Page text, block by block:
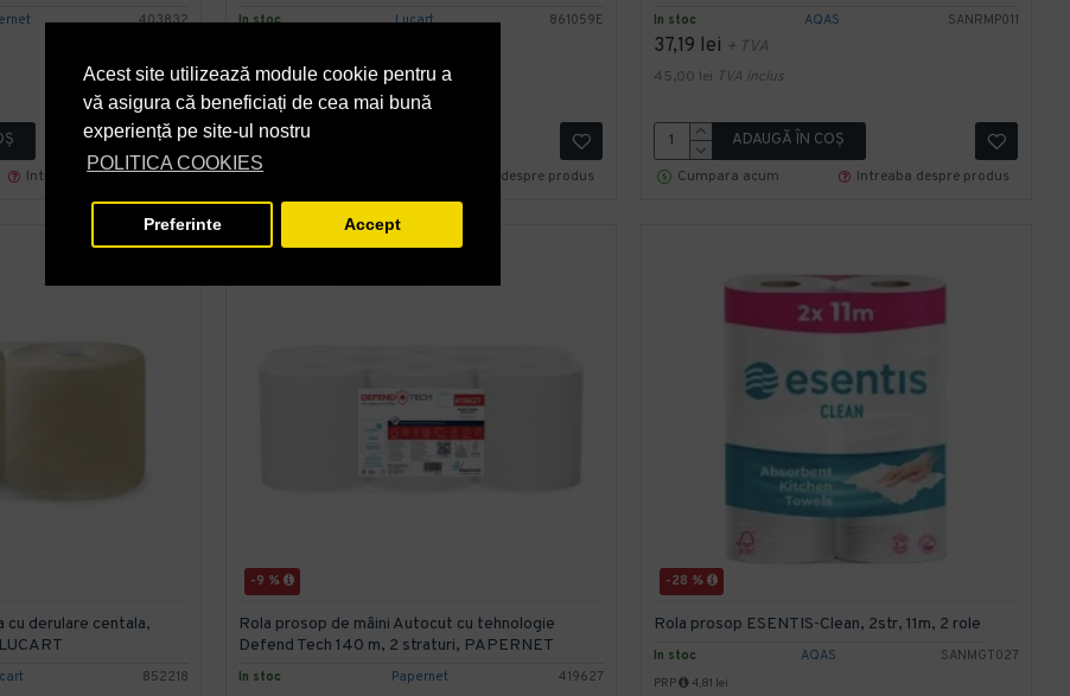
Acest site utilizează module cookie pentru a
vă asigura că beneficiați de cea mai bună
experiență pe site-ul nostru
POLITICA COOKIES
Preferinte Accept
403832
Intreaba despre produs
In stoc Lucart 861059E
43,39 leiTVA inclus
Cumpara acum
Intreaba despre produs
In stoc AQAS SANRMP011
37,19 lei + TVA
45,00 lei TVA inclus
ADAUGĂ ÎN COŞ
Cumpara acum
Intreaba despre produs
852218
cu derulare centala,
-9 %
In stoc Papernet 419627
Rola prosop de mâini Autocut cu tehnologie
Defend Tech 140 m, 2 straturi, PAPERNET
-28 %
In stoc AQAS SANMGT027
Rola prosop ESENTIS-Clean, 2str, 11m, 2 role
PRP 4,81 lei